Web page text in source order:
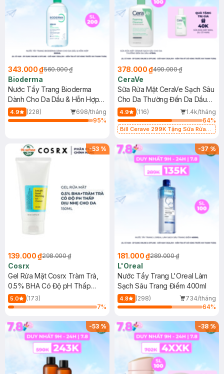
343.000 ₫560.000 ₫
Bioderma
Nước Tẩy Trang Bioderma
Dành Cho Da Dầu & Hỗn Hợp
500ml
4.9 (228)
698/tháng
95%
378.000 ₫490.000 ₫
CeraVe
Sữa Rửa Mặt CeraVe Sạch Sâu
Cho Da Thường Đến Da Dầu
473ml
4.9 (116)
1.4k/tháng
64%
Bill Cerave 299K Tặng Sữa Rửa
-53 %
139.000 ₫298.000 ₫
Cosrx
Gel Rửa Mặt Cosrx Tràm Trà,
0.5% BHA Có Độ pH Thấp
150ml
5.0
(173)
7%
-37%
181.000 ₫289.000 ₫
L'Oreal
Nước Tẩy Trang L'Oreal Làm
Sạch Sâu Trang Điểm 400ml
4.8 (298)
734/tháng
64%
-53% -38%